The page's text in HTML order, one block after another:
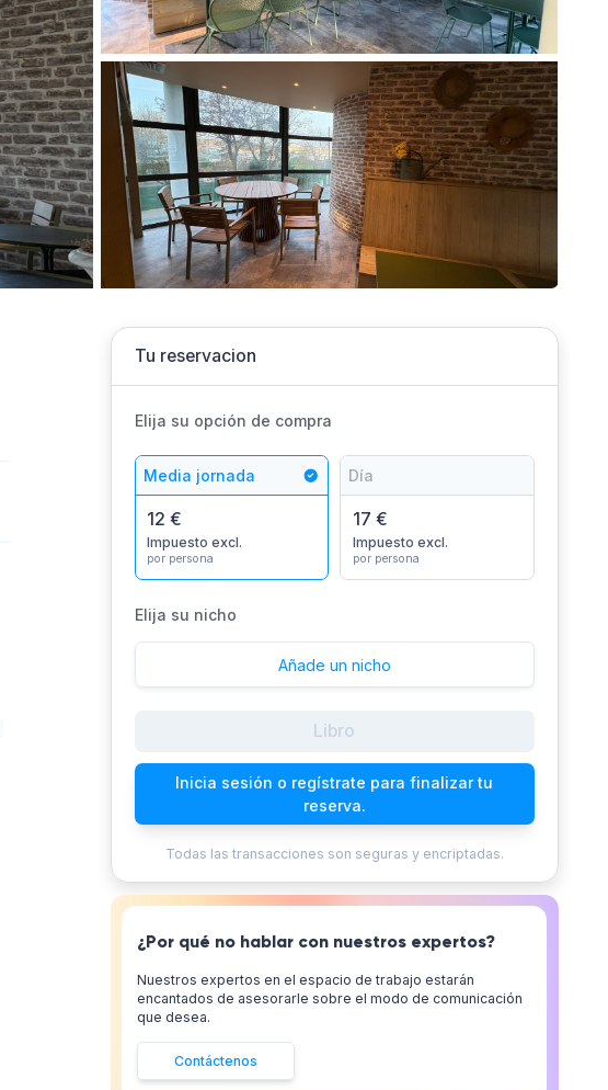
Tu reservacion
Elija su opción de compra
Media jornada
12 €
Impuesto excl.
por persona
Día
17 €
Impuesto excl.
por persona
Elija su nicho
Añade un nicho
Libro
Inicia sesión o regístrate para finalizar tu
reserva.
Todas las transacciones son seguras y encriptadas.
¿Por qué no hablar con nuestros expertos?
Nuestros expertos en el espacio de trabajo estarán
encantados de asesorarle sobre el modo de comunicación
que desea.
Contáctenos